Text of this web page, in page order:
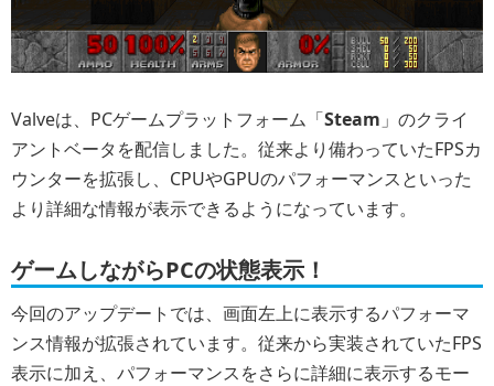
Valveは、PCゲームプラットフォーム「Steam 」のクライ
アントベータを配信しました。従来より備わっていたFPSカ
ウンターを拡張し、CPUやGPUのパフォーマンスといった
より詳細な情報が表示できるようになっています。
ゲームしながらPCの状態表示！
今回のアップデートでは、画面左上に表示するパフォーマ
ンス情報が拡張されています。従来から実装されていたFPS
表示に加え、パフォーマンスをさらに詳細に表示するモー